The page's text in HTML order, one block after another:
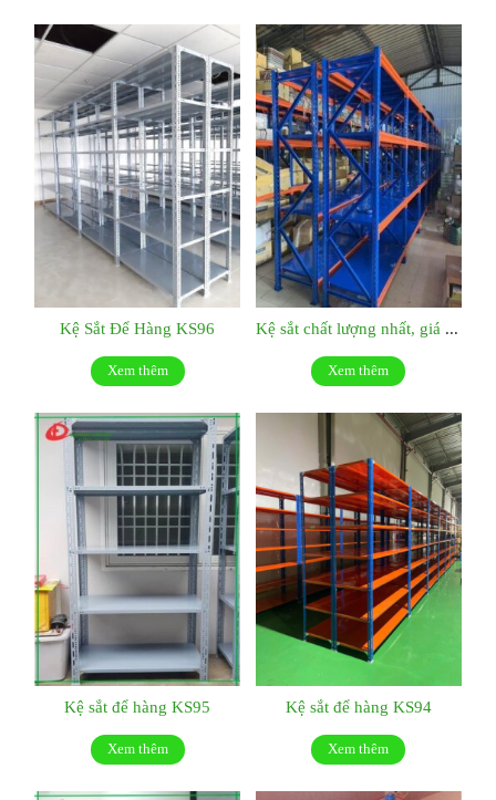
Kệ Sắt Để Hàng KS96
Xem thêm Xem thêm
Kệ sắt để hàng KS95
Xem thêm
Kệ sắt để hàng KS94
Xem thêm